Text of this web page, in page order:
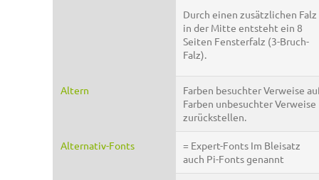
Durch einen zusätzlichen Falz
in der Mitte entsteht ein 8
Seiten Fensterfalz (3-Bruch-
Falz).
Altern
Farben besuchter Verweise
Farben unbesuchter Verweise
zurückstellen.
Alternativ-Fonts
= Expert-Fonts Im Bleisatz
auch Pi-Fonts genannt